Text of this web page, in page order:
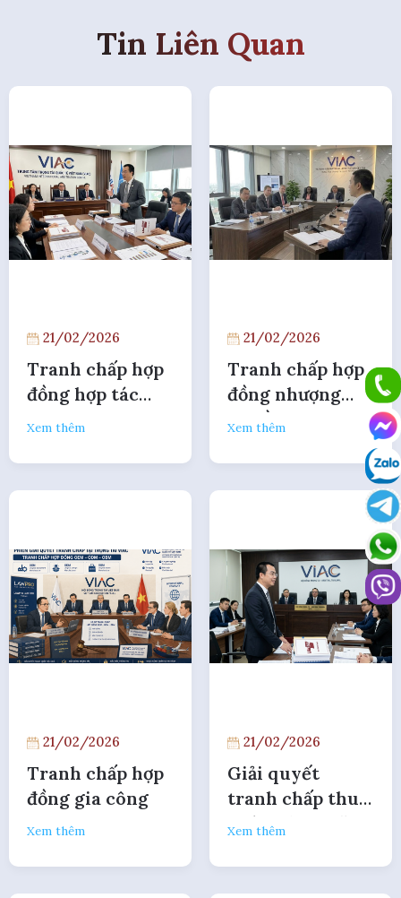
Tin Liên Quan
21/02/2026
Tranh chấp hợp
đồng hợp tác
kinh doanh BCC
Xem thêm
21/02/2026
Tranh chấp hợp
đồng nhượng
quyền thương
Xem thêm
21/02/2026
Tranh chấp hợp
đồng gia công
Xem thêm
21/02/2026
Giải quyết
tranh chấp thuê
nhà xưởng, văn
Xem thêm